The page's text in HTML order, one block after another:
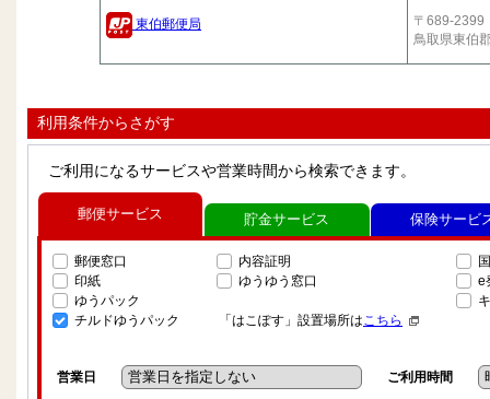
東伯郵便局
〒689-2399
鳥取県東伯
利用条件からさがす
ご利用になるサービスや営業時間から検索できます。
郵便サービス
郵便窓口
印紙
ゆうパック
チルドゆうパック
内容証明
ゆうゆう窓口
「はこぽす」設置場所はこちら
e
営業日 ご利用時間
貯金サービス 保険サービ